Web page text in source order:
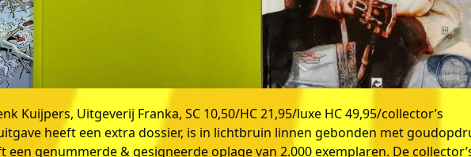
Kuijpers, Uitgeverij Franka, SC 10,50/HC 21,95/luxe HC 49,95/collector’s
heeft een extra dossier, is in lichtbruin linnen gebonden met
een genummerde & gesigneerde oplage van 2.000 exemplaren. De